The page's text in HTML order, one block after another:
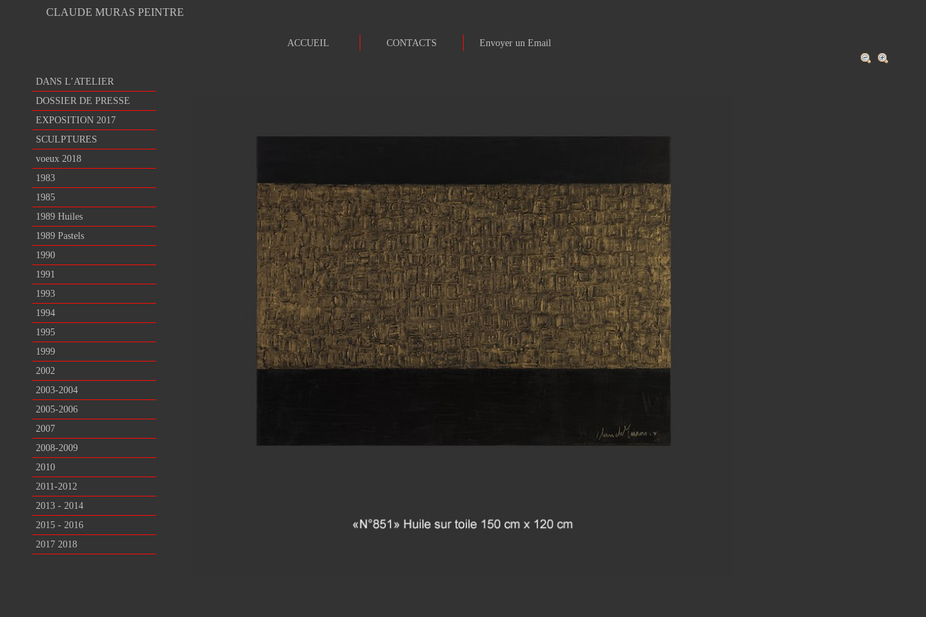
CLAUDE MURAS PEINTRE
ACCUEIL CONTACTS Envoyer un Email
DANS L’ATELIER
DOSSIER DE PRESSE
EXPOSITION 2017
SCULPTURES
voeux 2018
1983
1985
1989 Huiles
1989 Pastels
1990
1991
1993
1994
1995
1999
2002
2003-2004
2005-2006
2007
2008-2009
2010
2011-2012
2013 - 2014
2015 - 2016
2017 2018